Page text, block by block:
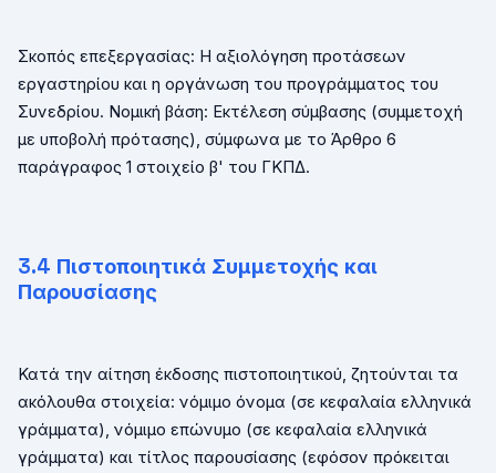
Σκοπός επεξεργασίας: Η αξιολόγηση προτάσεων
εργαστηρίου και η οργάνωση του προγράμματος του
Συνεδρίου. Νομική βάση: Εκτέλεση σύμβασης (συμμετοχή
με υποβολή πρότασης), σύμφωνα με το Άρθρο 6
παράγραφος 1 στοιχείο β' του ΓΚΠΔ.
3.4 Πιστοποιητικά Συμμετοχής και
Παρουσίασης
Κατά την αίτηση έκδοσης πιστοποιητικού, ζητούνται τα
ακόλουθα στοιχεία: νόμιμο όνομα (σε κεφαλαία ελληνικά
γράμματα), νόμιμο επώνυμο (σε κεφαλαία ελληνικά
γράμματα) και τίτλος παρουσίασης (εφόσον πρόκειται